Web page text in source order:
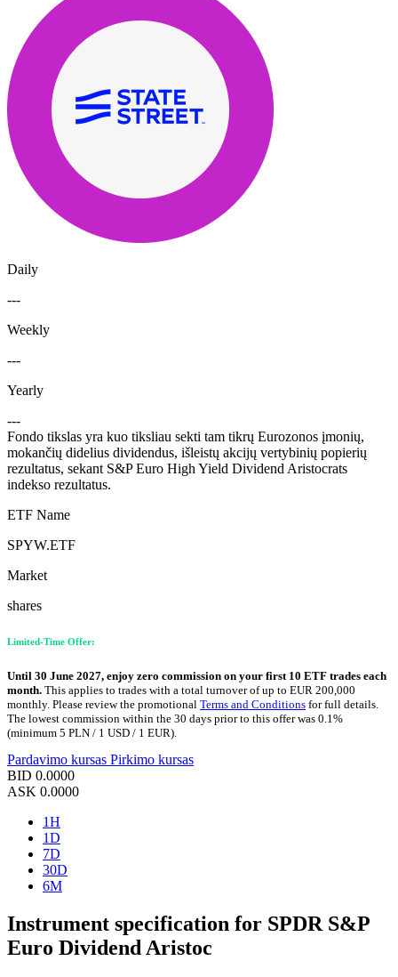
Daily
---
Weekly
---
Yearly
---
Fondo tikslas yra kuo tiksliau sekti tam tikrų Eurozonos įmonių,
mokančių didelius dividendus, išleistų akcijų vertybinių popierių
rezultatus, sekant S&P Euro High Yield Dividend Aristocrats
indekso rezultatus.
ETF Name
SPYW.ETF
Market
shares
Limited-Time Offer:
Until 30 June 2027, enjoy zero commission on your first 10 ETF trades each
month. This applies to trades with a total turnover of up to EUR 200,000
monthly. Please review the promotional Terms and Conditions for full details.
The lowest commission within the 30 days prior to this offer was 0.1%
(minimum 5 PLN / 1 USD / 1 EUR).
Pardavimo kursas Pirkimo kursas
BID 0.0000
ASK 0.0000
1H
1D
7D
30D
6M
Instrument specification for SPDR S&P
Euro Dividend Aristoc